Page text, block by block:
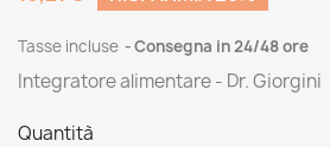
Tasse incluse Consegna in 24/48 ore
Integratore alimentare - Dr. Giorgini
Quantità